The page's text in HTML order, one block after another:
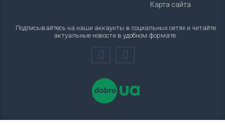
Карта сайта
Подписывайтесь на наши аккаунты в социальных сетях и читайте
актуальные новости в удобном формате.